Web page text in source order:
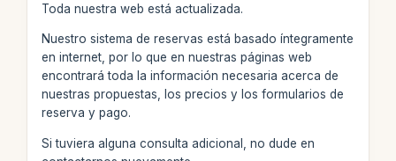
Toda nuestra web está actualizada.
Nuestro sistema de reservas está basado íntegramente
en internet, por lo que en nuestras páginas web
encontrará toda la información necesaria acerca de
nuestras propuestas, los precios y los formularios de
reserva y pago.
Si tuviera alguna consulta adicional, no dude en